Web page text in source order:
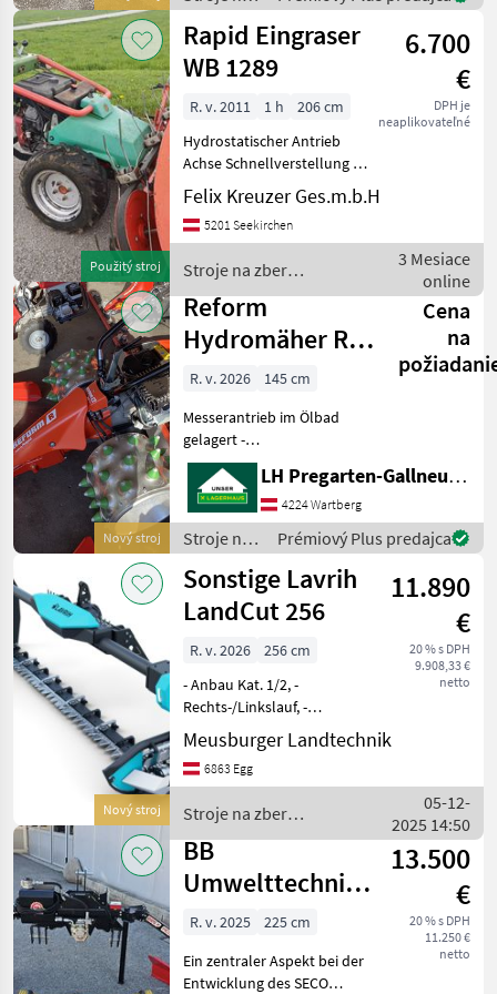
Messerklingen und
zber
objemových
krmív / BB
Umwelttechnik
Použitý stroj
Rapid Eingraser
WB 1289
6.700
€
DPH je
neaplikovateľné
R. v. 2011 1 h
206 cm
Hydrostatischer Antrieb
Achse Schnellverstellung 2
Antriebsgeschwindigkeiten
für Anbauwerkzeuge
Zustand Sehr Gut 2025 Alle
Messerbalken
Felix Kreuzer Ges.m.b.H
5201 Seekirchen
Stroje na zber
objemových krmív /
Rapid
3 Mesiace
online
Nový stroj
Reform
Hydromäher RM
7.07
Cena
na
R. v. 2026
145 cm
Messerantrieb im Ölbad
gelagert -
Normalschnittbalken 1, 45-
m - Reservemesser -
Stachelwalze Stroje na zber
objemových krmív Prstové
a dvojnožnicové trávne
kosačk
LH Pregarten-Gallneukirchen, Pregarten
4224 Wartberg
Stroje na
zber
objemových
krmív /
Reform
Prémiový Plus predajca
Nový stroj
Sonstige Lavrih
LandCut 256
11.890
€
20 % s DPH
9.908,33 €
netto
R. v. 2026
256 cm
- Anbau Kat. 1/2, -
Rechts-/Linkslauf, -
Zapfwellendrehzahl
540/1000, - Balken ESM
256cm, - verschiedene
zber objemových krmív
Prst
Meusburger Landtechnik
6863 Egg
Stroje na zber
objemových krmív /
Sonstige
05-12-
2025 14:50
BB
Umwelttechnik
225F Pico
13.500
€
20 % s DPH
11.250 €
netto
R. v. 2025
225 cm
Ein zentraler Aspekt bei der
Entwicklung des SECO